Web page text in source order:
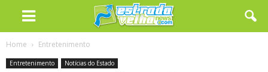
Home Entretenimento
Entretenimento Notícias do Estado